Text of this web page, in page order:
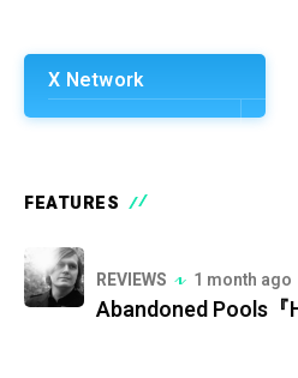
X Network
FEATURES
REVIEWS 1 month ago
Abandoned Pools『